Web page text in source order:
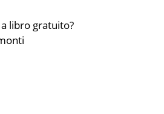
libro gratuito?